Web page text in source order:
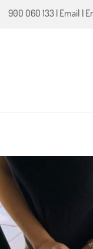
900 060 133 | Email |